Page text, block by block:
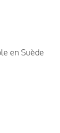
en Suède